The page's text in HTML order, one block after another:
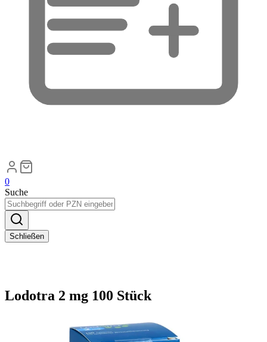
0
Suche
Schließen
Lodotra 2 mg 100 Stück